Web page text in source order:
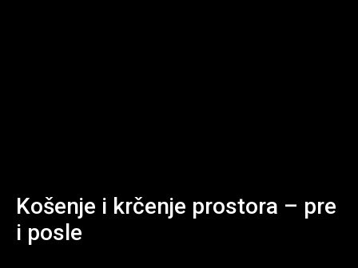
Košenje i krčenje prostora – pre
i posle